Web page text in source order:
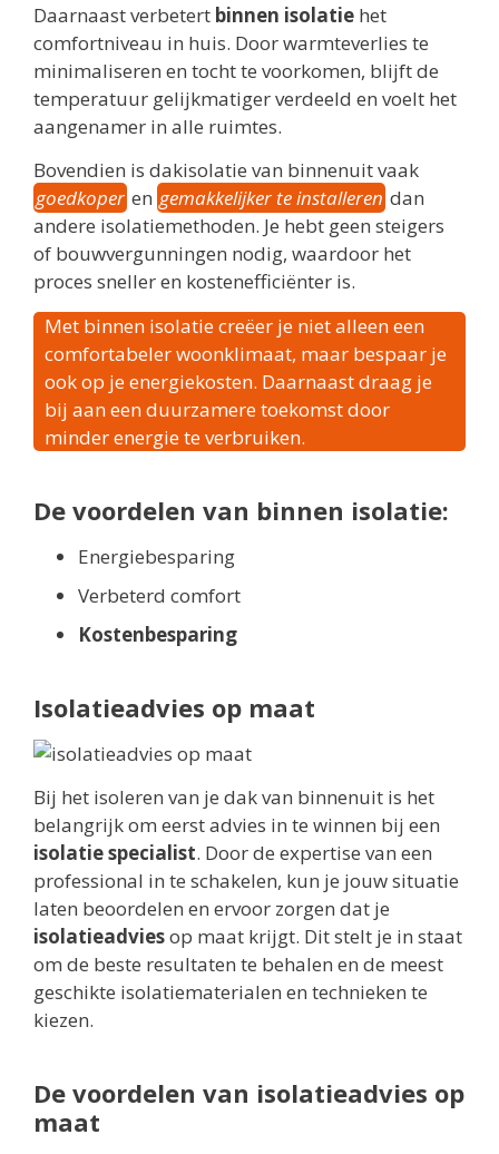
Daarnaast verbetert binnen isolatie het
comfortniveau in huis. Door warmteverlies te
minimaliseren en tocht te voorkomen, blijft de
temperatuur gelijkmatiger verdeeld en voelt het
aangenamer in alle ruimtes.
Bovendien is dakisolatie van binnenuit vaak
goedkoper en gemakkelijker te installeren dan
andere isolatiemethoden. Je hebt geen steigers
of bouwvergunningen nodig, waardoor het
proces sneller en kostenefficiënter is.
Met binnen isolatie creëer je niet alleen een
comfortabeler woonklimaat, maar bespaar je
ook op je energiekosten. Daarnaast draag je
bij aan een duurzamere toekomst door
minder energie te verbruiken.
De voordelen van binnen isolatie:
Energiebesparing
Verbeterd comfort
Kostenbesparing
Isolatieadvies op maat
Bij het isoleren van je dak van binnenuit is het
belangrijk om eerst advies in te winnen bij een
isolatie specialist. Door de expertise van een
professional in te schakelen, kun je jouw situatie
laten beoordelen en ervoor zorgen dat je
isolatieadviesop maat krijgt. Dit stelt je in staat
om de beste resultaten te behalen en de meest
geschikte isolatiematerialen en technieken te
kiezen.
De voordelen van isolatieadvies op
maat